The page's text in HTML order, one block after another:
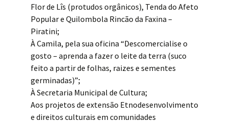
Flor de Lîs (protudos orgânicos), Tenda do Afeto
Popular e Quilombola Rincão da Faxina –
Piratini;
À Camila, pela sua oficina “Descomercialise o
gosto – aprenda a fazer o leite da terra (suco
feito a partir de folhas, raizes e sementes
germinadas)”;
À Secretaria Municipal de Cultura;
Aos projetos de extensão Etnodesenvolvimento
e direitos culturais em comunidades